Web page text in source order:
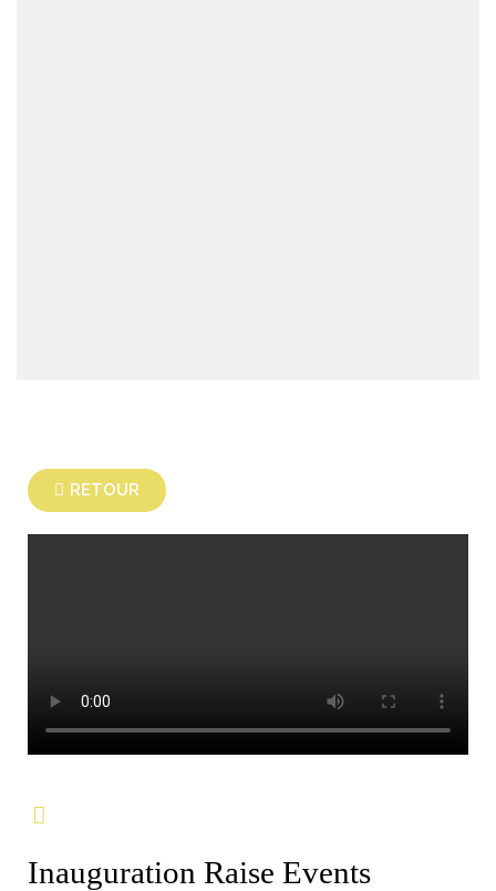
RETOUR
Inauguration Raise Events